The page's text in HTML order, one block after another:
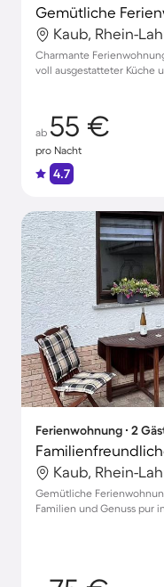
Gemütliche
Kaub, Rhein-
Charmante
voll ausgestatteter Küche
ab 55 €
pro Nacht
4.7
Ferienwohnung ∙ 2
Kaub, Rhein-
Gemütliche
Familien und Genuss pur